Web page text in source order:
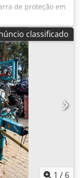
de proteção em
mecânico para
reservatório S
unidades básicas
guarda-lamas
Dodet
classificado
1 / 6